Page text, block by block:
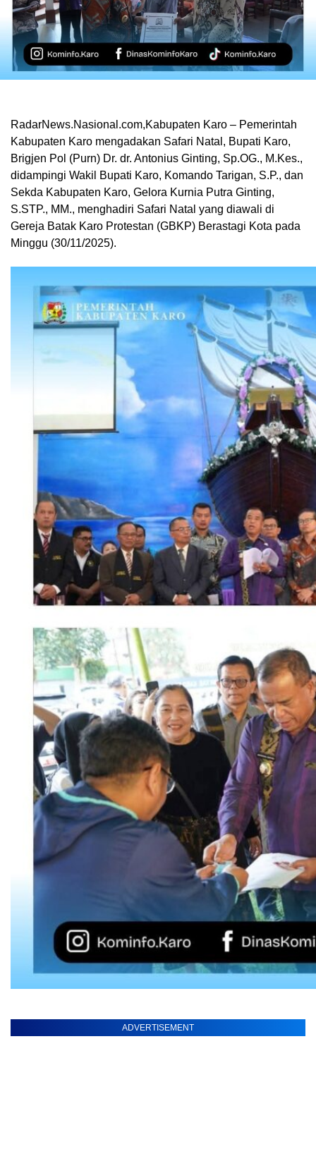
RadarNews.Nasional.com,Kabupaten Karo – Pemerintah
Kabupaten Karo mengadakan Safari Natal, Bupati Karo,
Brigjen Pol (Purn) Dr. dr. Antonius Ginting, Sp.OG., M.Kes.,
didampingi Wakil Bupati Karo, Komando Tarigan, S.P., dan
Sekda Kabupaten Karo, Gelora Kurnia Putra Ginting,
S.STP., MM., menghadiri Safari Natal yang diawali di
Gereja Batak Karo Protestan (GBKP) Berastagi Kota pada
Minggu (30/11/2025).
ADVERTISEMENT